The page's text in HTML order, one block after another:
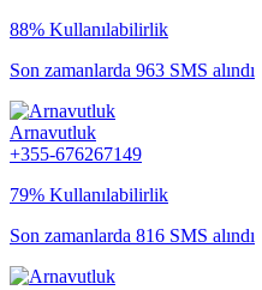
88% Kullanılabilirlik
Son zamanlarda 963 SMS alındı
Arnavutluk
+355-676267149
79% Kullanılabilirlik
Son zamanlarda 816 SMS alındı